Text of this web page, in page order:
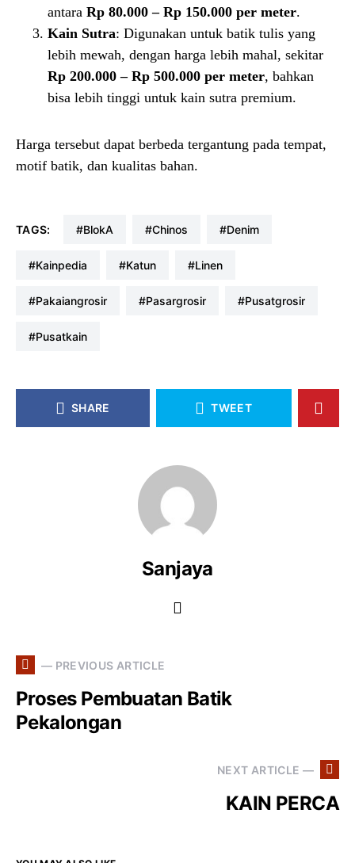
antara Rp 80.000 – Rp 150.000 per meter.
Kain Sutra: Digunakan untuk batik tulis yang
lebih mewah, dengan harga lebih mahal, sekitar
Rp 200.000 – Rp 500.000 per meter, bahkan
bisa lebih tinggi untuk kain sutra premium.
Harga tersebut dapat berbeda tergantung pada tempat,
motif batik, dan kualitas bahan.
TAGS: #blokA #chinos #denim
#kainpedia #katun #linen
#pakaiangrosir #pasargrosir #pusatgrosir
#pusatkain
SHARE TWEET
Sanjaya
— PREVIOUS ARTICLE
Proses Pembuatan Batik
Pekalongan
NEXT ARTICLE —
KAIN PERCA